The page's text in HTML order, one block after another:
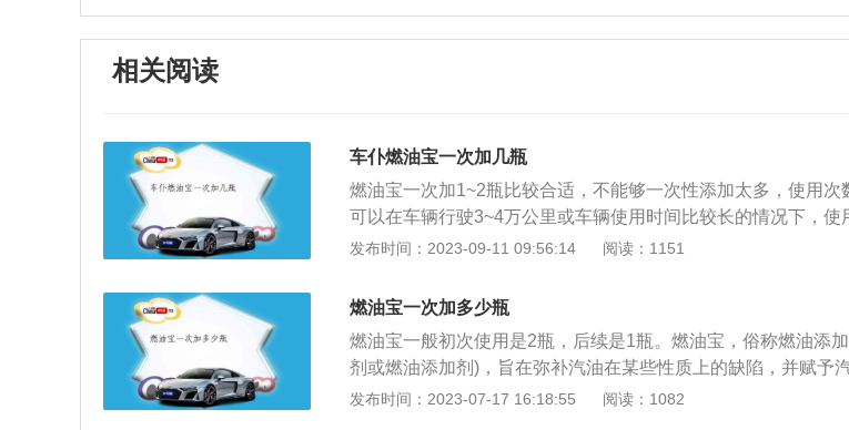
相关阅读
车仆燃油宝一次加几瓶
燃油宝一次加1~2瓶比较合适，不能够一次性添加太多，使用次
可以在车辆行驶3~4万公里或车辆使用时间比较长的情况下，使
下发动机燃油系统可以提升汽车动力，有着一定的帮助。但如果
意事项：1、如果车子属于新车，肯定各项指标都是最好的，自
油宝，如果新车使用燃油宝，反而会伤车。2、如果属于老年车
用燃油宝，不管是从保养角度还是经济角度上都不适合使用。3
燃油宝清积碳，一定要选择到正规的机构，购买正规品牌的燃
子的积炭特别严重，就不建议使用燃油宝来清理，需要到专业的
发布时间：2023-09-11 09:56:14 阅读：1151
燃油宝一次加多少瓶
燃油宝一般初次使用是2瓶，后续是1瓶。燃油宝，俗称燃油添
剂或燃油添加剂)，旨在弥补汽油在某些性质上的缺陷，并赋予
特性，使汽油具有清洁系统的积碳、提高辛烷值、改善雾化、减
发布时间：2023-07-17 16:18:55 阅读：1082